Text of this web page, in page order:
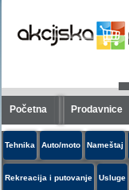
Početna Prodavnice
Tehnika Auto/moto Nameštaj
Rekreacija i putovanje Usluge